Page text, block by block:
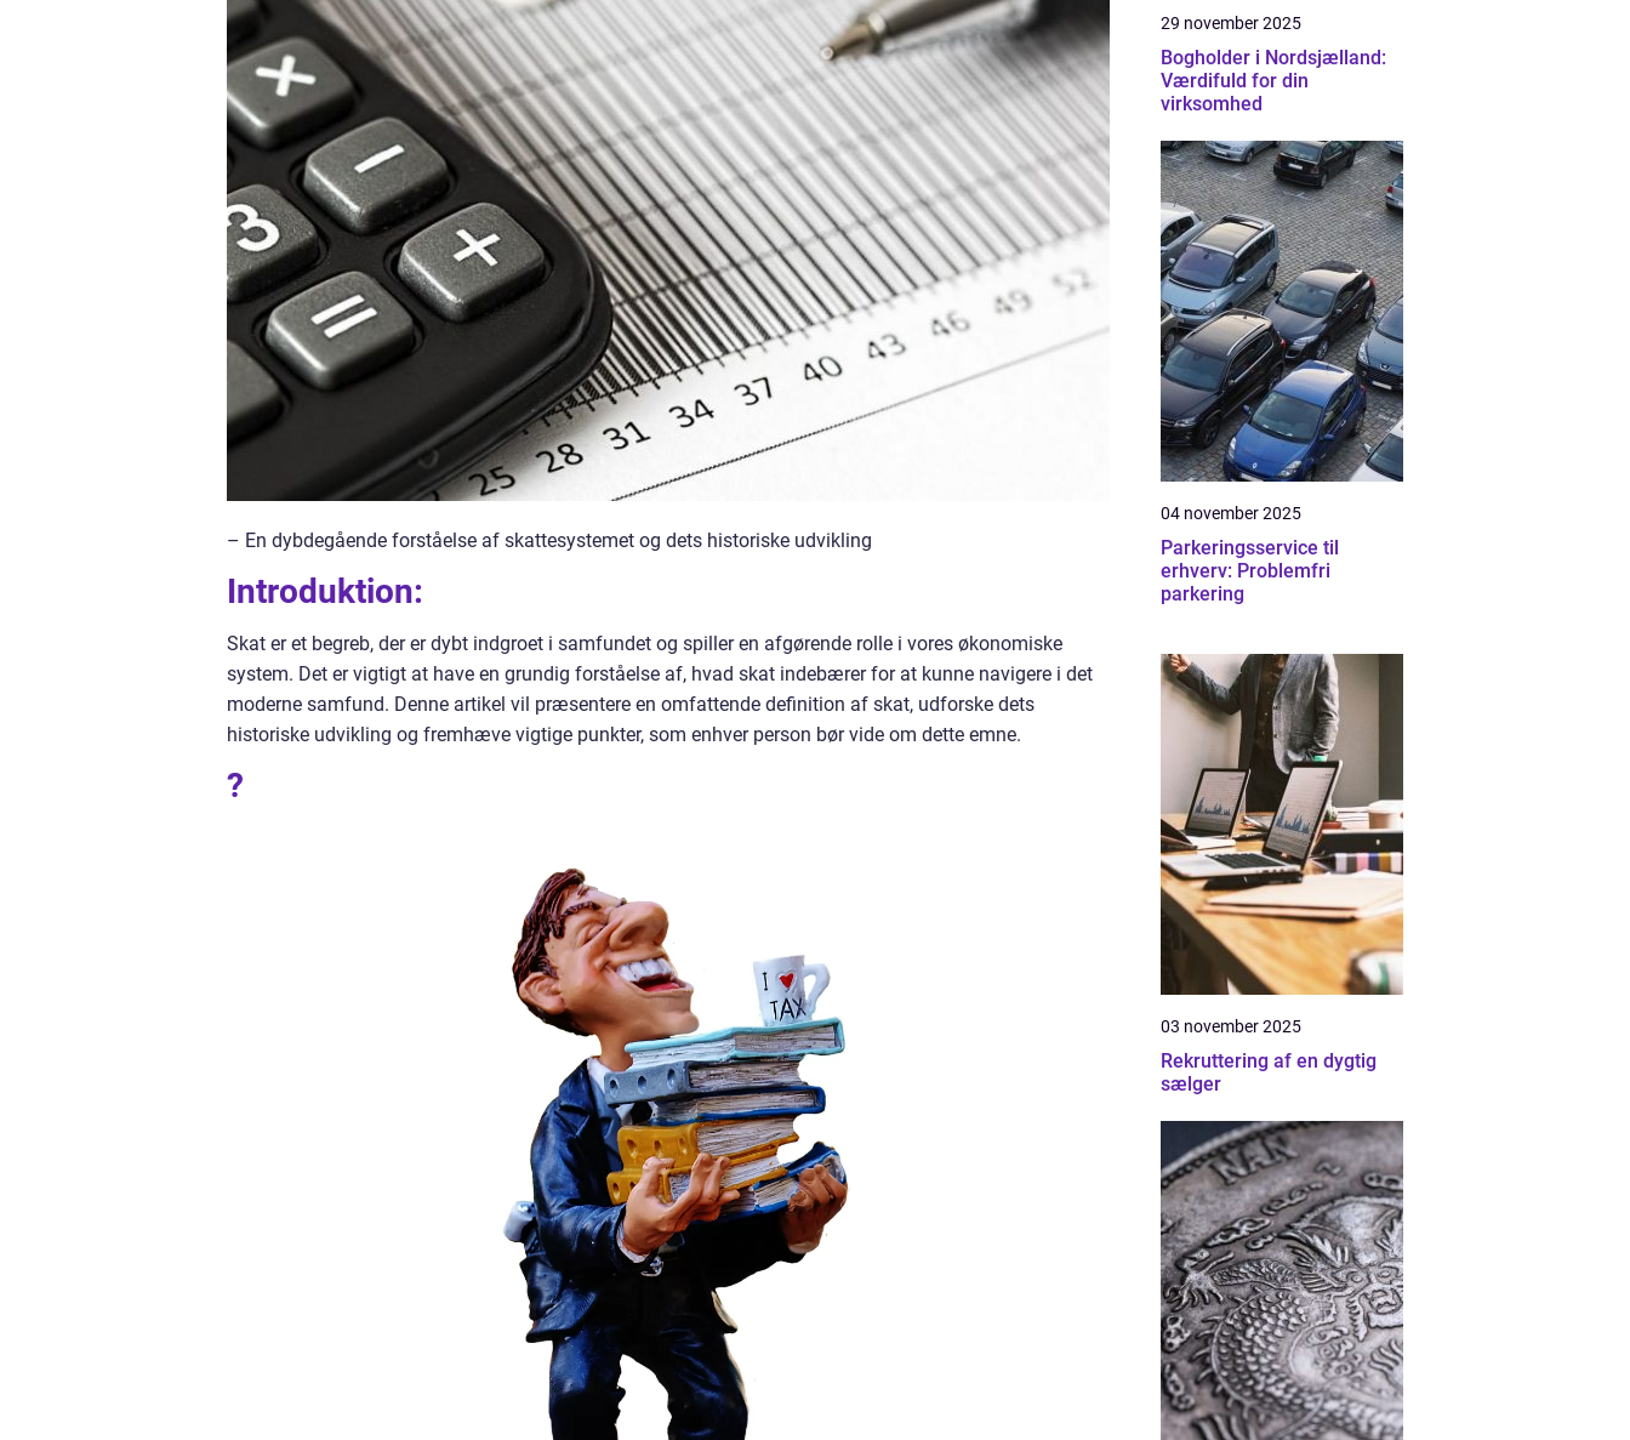
– En dybdegående forståelse af skattesystemet og dets historiske udvikling
Introduktion:
Skat er et begreb, der er dybt indgroet i samfundet og spiller en afgørende rolle i vores økonomiske
system. Det er vigtigt at have en grundig forståelse af, hvad skat indebærer for at kunne navigere i det
moderne samfund. Denne artikel vil præsentere en omfattende definition af skat, udforske dets
historiske udvikling og fremhæve vigtige punkter, som enhver person bør vide om dette emne.
?
29 november 2025
Bogholder i Nordsjælland:
Værdifuld for din
virksomhed
04 november 2025
Parkeringsservice til
erhverv: Problemfri
parkering
03 november 2025
Rekruttering af en dygtig
sælger